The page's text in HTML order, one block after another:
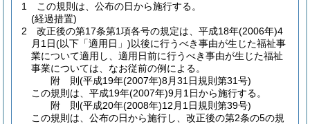
1
この規則は、公布の日から施行する。
(経過措置)
2
改正後の第17条第1項各号の規定は、平成18年(2006年)4
月1日(以下「適用日」)以後に行うべき事由が生じた福祉事
業について適用し、適用日前に行うべき事由が生じた福祉
事業については、なお従前の例による。
附 則(平成19年(2007年)8月31日規則第31号)
この規則は、平成19年(2007年)9月1日から施行する。
附 則(平成20年(2008年)12月1日規則第39号)
この規則は、公布の日から施行し、改正後の第2条の5の規